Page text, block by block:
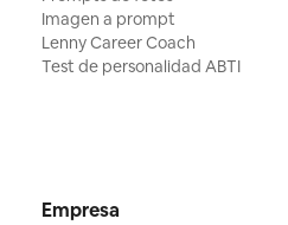
Imagen a prompt
Lenny Career Coach
Test de personalidad ABTI
Empresa